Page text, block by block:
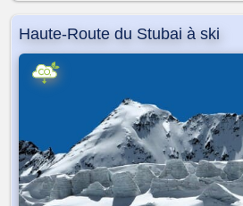
Haute-Route du Stubai à ski